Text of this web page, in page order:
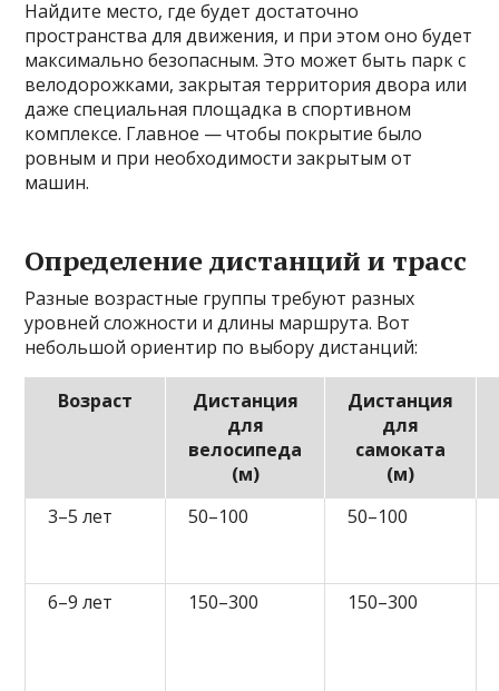
Найдите место, где будет достаточно
пространства для движения, и при этом оно будет
максимально безопасным. Это может быть парк с
велодорожками, закрытая территория двора или
даже специальная площадка в спортивном
комплексе. Главное — чтобы покрытие было
ровным и при необходимости закрытым от
машин.
Определение дистанций и трасс
Разные возрастные группы требуют разных
уровней сложности и длины маршрута. Вот
небольшой ориентир по выбору дистанций:
Возраст
Дистанция
для
велосипеда
(м)
Дистанция
для
самоката
(м)
3–5 лет
50–100 50–100
6–9 лет 150–300 150–300